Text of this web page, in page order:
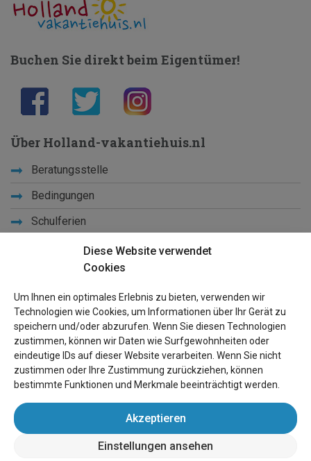
Diese Website verwendet
Cookies
Um Ihnen ein optimales Erlebnis zu bieten, verwenden wir
Technologien wie Cookies, um Informationen über Ihr Gerät zu
speichern und/oder abzurufen. Wenn Sie diesen Technologien
zustimmen, können wir Daten wie Surfgewohnheiten oder
eindeutige IDs auf dieser Website verarbeiten. Wenn Sie nicht
zustimmen oder Ihre Zustimmung zurückziehen, können
bestimmte Funktionen und Merkmale beeinträchtigt werden.
Akzeptieren
Einstellungen ansehen
Buchen Sie direkt beim Eigentümer!
Über Holland-vakantiehuis.nl
Beratungsstelle
Bedingungen
Schulferien
Lernen Sie uns kennen
Links
Seiten Ûbersicht
Für Besitzer
wereldvakantiehuis.nl(Ferienhäusern weltweit)